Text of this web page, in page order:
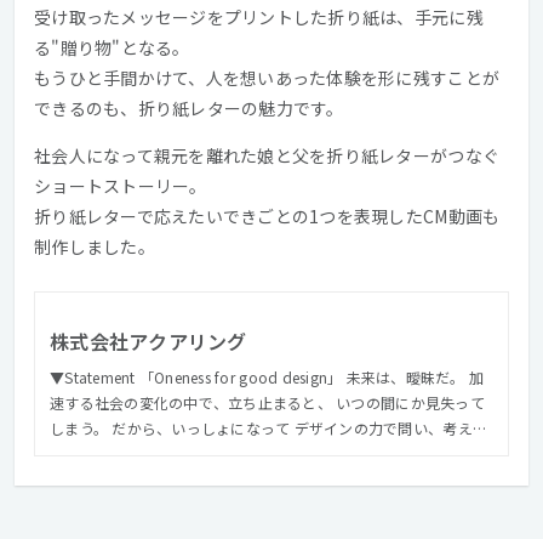
受け取ったメッセージをプリントした折り紙は、手元に残
る"贈り物"となる。
もうひと手間かけて、人を想いあった体験を形に残すことが
できるのも、折り紙レターの魅力です。
社会人になって親元を離れた娘と父を折り紙レターがつなぐ
ショートストーリー。
折り紙レターで応えたいできごとの1つを表現したCM動画も
制作しました。
株式会社アクアリング
▼Statement 「Oneness for good design」 未来は、曖昧だ。 加
速する社会の変化の中で、立ち止まると、 いつの間にか見失って
しまう。 だから、いっしょになって デザインの力で問い、考え、